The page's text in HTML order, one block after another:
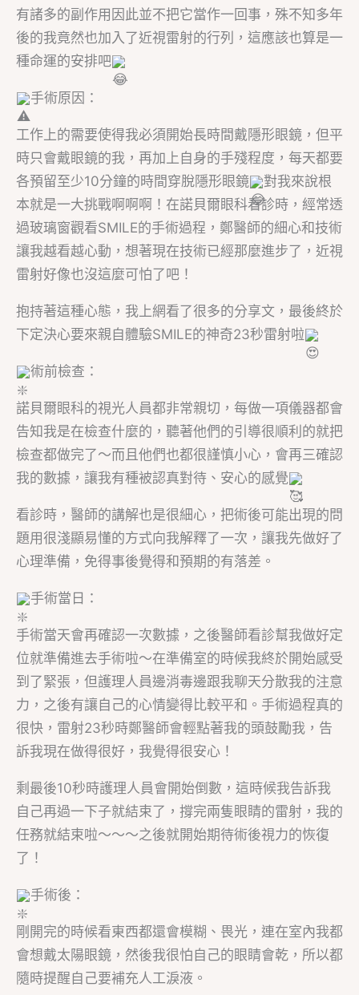
有諸多的副作用因此並不把它當作一回事，殊不知多年
後的我竟然也加入了近視雷射的行列，這應該也算是一
種命運的安排吧
手術原因：
工作上的需要使得我必須開始長時間戴隱形眼鏡，但平
時只會戴眼鏡的我，再加上自身的手殘程度，每天都要
各預留至少10分鐘的時間穿脫隱形眼鏡
對我來說根
本就是一大挑戰啊啊啊！在諾貝爾眼科看診時，經常透
過玻璃窗觀看SMILE的手術過程，鄭醫師的細心和技術
讓我越看越心動，想著現在技術已經那麼進步了，近視
雷射好像也沒這麼可怕了吧！
抱持著這種心態，我上網看了很多的分享文，最後終於
下定決心要來親自體驗SMILE的神奇23秒雷射啦
術前檢查：
諾貝爾眼科的視光人員都非常親切，每做一項儀器都會
告知我是在檢查什麼的，聽著他們的引導很順利的就把
檢查都做完了～而且他們也都很謹慎小心，會再三確認
我的數據，讓我有種被認真對待、安心的感覺
看診時，醫師的講解也是很細心，把術後可能出現的問
題用很淺顯易懂的方式向我解釋了一次，讓我先做好了
心理準備，免得事後覺得和預期的有落差。
手術當日：
手術當天會再確認一次數據，之後醫師看診幫我做好定
位就準備進去手術啦～在準備室的時候我終於開始感受
到了緊張，但護理人員邊消毒邊跟我聊天分散我的注意
力，之後有讓自己的心情變得比較平和。手術過程真的
很快，雷射23秒時鄭醫師會輕點著我的頭鼓勵我，告
訴我現在做得很好，我覺得很安心！
剩最後10秒時護理人員會開始倒數，這時候我告訴我
自己再過一下子就結束了，撐完兩隻眼睛的雷射，我的
任務就結束啦～～～之後就開始期待術後視力的恢復
了！
手術後：
剛開完的時候看東西都還會模糊、畏光，連在室內我都
會想戴太陽眼鏡，然後我很怕自己的眼睛會乾，所以都
隨時提醒自己要補充人工淚液。